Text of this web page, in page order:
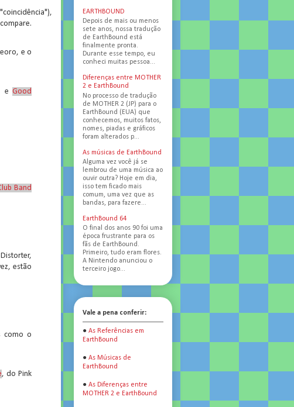
e o
eGood
Band
estão
como o
, do Pink
EARTHBOUND
Depois de mais ou menos
sete anos, nossa tradução
de EarthBound está
finalmente pronta.
Durante esse tempo, eu
conheci muitas pessoa...
Diferenças entre MOTHER
2 e EarthBound
No processo de tradução
de MOTHER 2 (JP) para o
EarthBound (EUA) que
conhecemos, muitos fatos,
nomes, piadas e gráficos
foram alterados p...
As músicas de EarthBound
Alguma vez você já se
lembrou de uma música ao
ouvir outra? Hoje em dia,
isso tem ficado mais
comum, uma vez que as
bandas, para fazere...
EarthBound 64
O final dos anos 90 foi uma
época frustrante para os
fãs de EarthBound.
Primeiro, tudo eram flores.
A Nintendo anunciou o
terceiro jogo...
Vale a pena conferir:
● As Referências em
EarthBound
● As Músicas de
EarthBound
● As Diferenças entre
MOTHER 2 e EarthBound